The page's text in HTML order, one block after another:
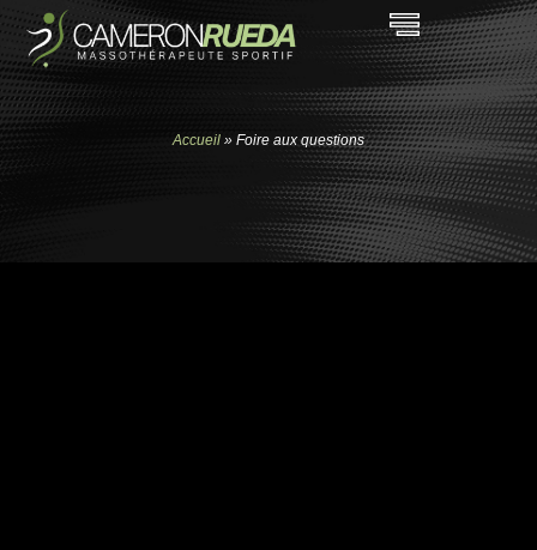
Accueil » Foire aux questions